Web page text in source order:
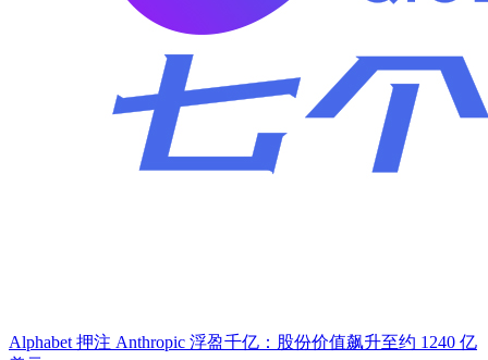
Alphabet 押注 Anthropic 浮盈千亿：股份价值飙升至约 1240 亿